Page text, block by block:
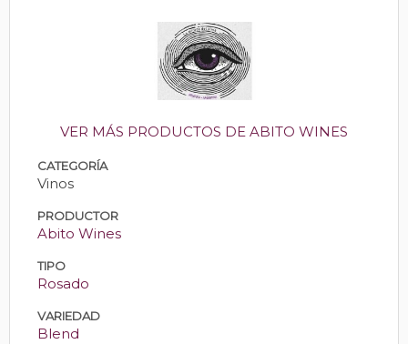
VER MÁS PRODUCTOS DE ABITO WINES
CATEGORÍA
Vinos
PRODUCTOR
Abito Wines
TIPO
Rosado
VARIEDAD
Blend